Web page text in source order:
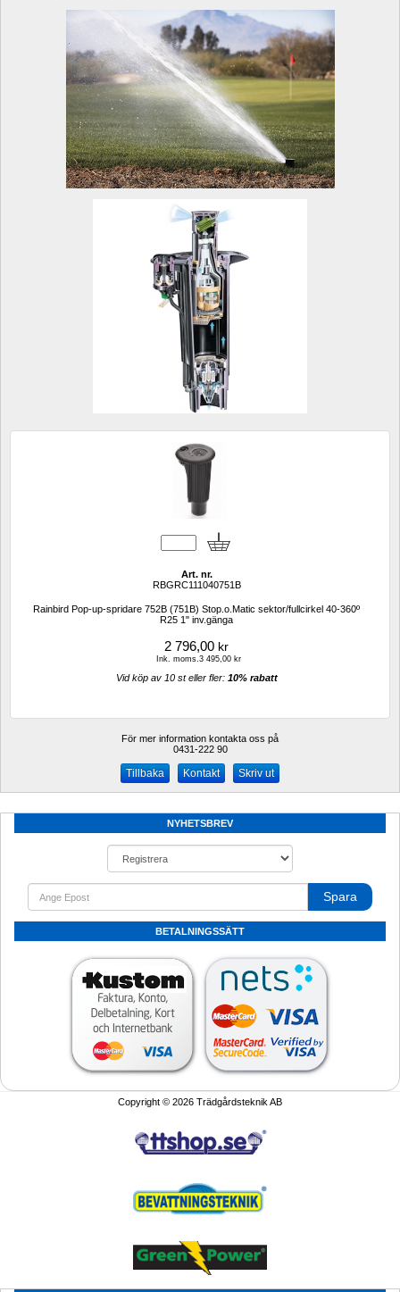
Art. nr.
RBGRC111040751B
Rainbird Pop-up-spridare 752B (751B) Stop.o.Matic sektor/fullcirkel 40-360º
R25 1" inv.gänga
2 796,00 kr
Ink. moms.3 495,00 kr
Vid köp av 10 st eller fler: 10% rabatt
För mer information kontakta oss på
0431-222 90
Kontakt Skriv ut
NYHETSBREV
Spara
BETALNINGSSÄTT
Copyright © 2026 Trädgårdsteknik AB